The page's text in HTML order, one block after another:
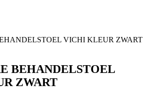
BEHANDELSTOEL
ZWART